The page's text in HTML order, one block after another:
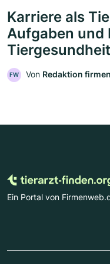
Karriere als
Aufgaben und
Tiergesundheit
FW Von Redaktion
Ein Portal von